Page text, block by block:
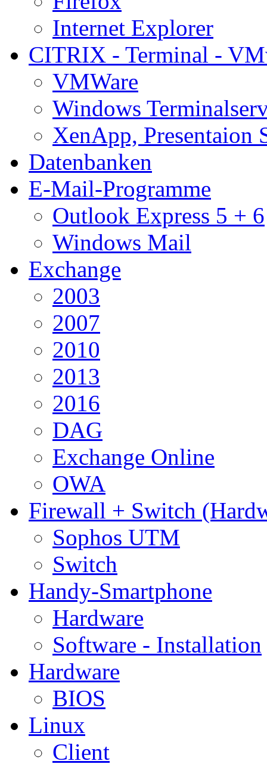
Internet Explorer
CITRIX - Terminal -
VMWare
Windows
XenApp, Presentaion
Datenbanken
E-Mail-Programme
Outlook Express 5 + 6
Windows Mail
Exchange
2003
2007
2010
2013
2016
DAG
Exchange Online
OWA
Firewall + Switch
Sophos UTM
Switch
Handy-Smartphone
Hardware
Software - Installation
Hardware
BIOS
Linux
Client